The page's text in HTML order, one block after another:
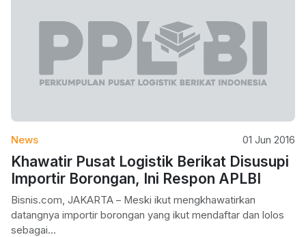
News 01 Jun 2016
Khawatir Pusat Logistik Berikat Disusupi
Importir Borongan, Ini Respon APLBI
Bisnis.com, JAKARTA – Meski ikut mengkhawatirkan
datangnya importir borongan yang ikut mendaftar dan lolos
sebagai...